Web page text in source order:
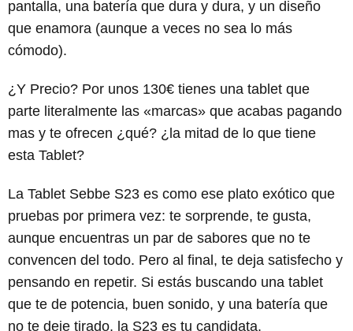
pantalla, una batería que dura y dura, y un diseño
que enamora (aunque a veces no sea lo más
cómodo).
¿Y Precio? Por unos 130€ tienes una tablet que
parte literalmente las «marcas» que acabas pagando
mas y te ofrecen ¿qué? ¿la mitad de lo que tiene
esta Tablet?
La Tablet Sebbe S23 es como ese plato exótico que
pruebas por primera vez: te sorprende, te gusta,
aunque encuentras un par de sabores que no te
convencen del todo. Pero al final, te deja satisfecho y
pensando en repetir. Si estás buscando una tablet
que te de potencia, buen sonido, y una batería que
no te deje tirado, la S23 es tu candidata.